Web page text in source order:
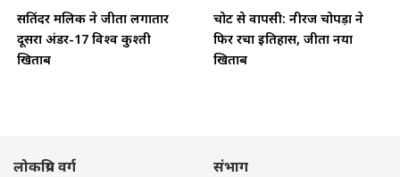
सतिंदर मलिक ने जीता लगातार
दूसरा अंडर-17 विश्व कुश्ती
खिताब
चोट से वापसी: नीरज चोपड़ा ने
फिर रचा इतिहास, जीता नया
खिताब
लोकप्रिय वर्ग संभाग